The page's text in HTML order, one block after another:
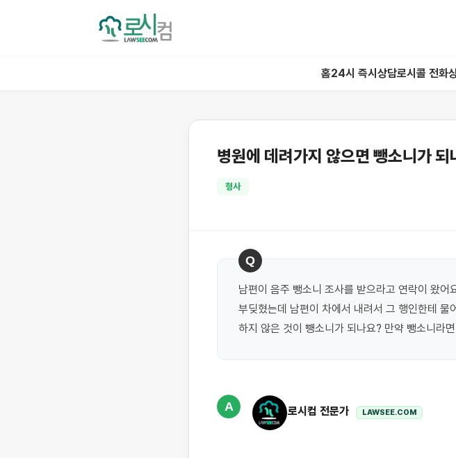
홈24시 즉시상담로시콜 전화
병원에 데려가지 않으면 뺑소니가 되
형사
Q
남편이 음주 뺑소니 조사를 받으라고 연락이 왔
부딪혔는데 남편이 차에서 내려서 그 행인한테
하지 않은 것이 뻉소니가 되나요? 만약 뺑소니라
A 로시컴 전문가 LAWSEE.COM